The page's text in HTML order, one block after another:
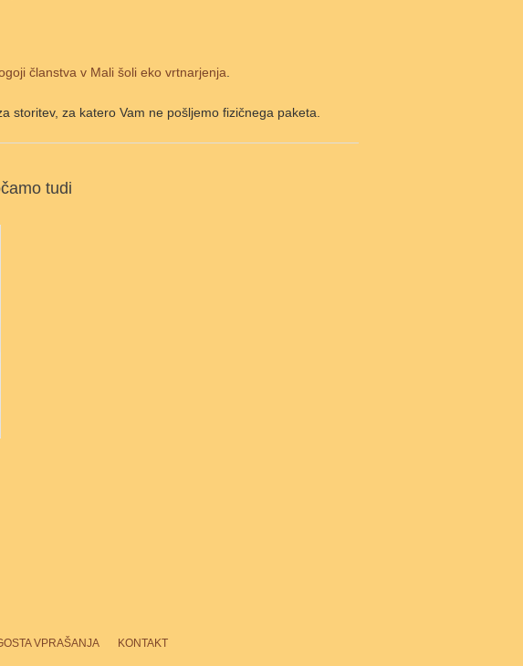
članstva v Mali šoli eko vrtnarjenja
storitev, za katero Vam ne pošljemo fizičnega paketa.
tudi
VPRAŠANJA KONTAKT